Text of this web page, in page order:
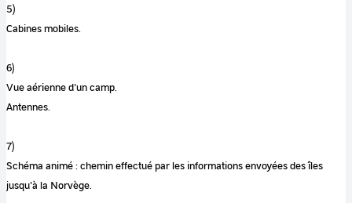
5)
Cabines mobiles.
6)
Vue aérienne d'un camp.
Antennes.
7)
Schéma animé : chemin effectué par les informations envoyées des îles
jusqu'à la Norvège.